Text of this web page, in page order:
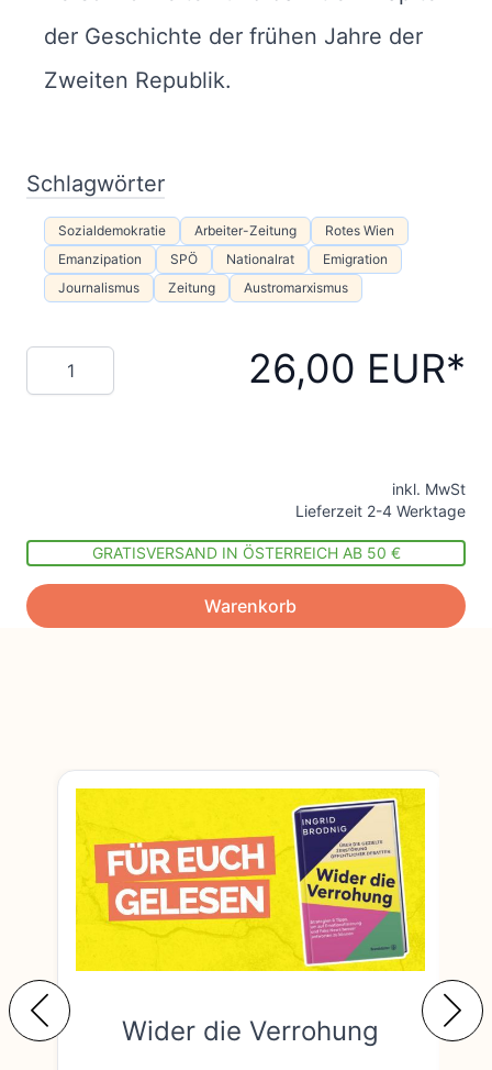
der Geschichte der frühen Jahre der
Zweiten Republik.
Schlagwörter
Sozialdemokratie Arbeiter-Zeitung
Rotes Wien
Emanzipation
SPÖ Nationalrat
Emigration
Journalismus
Zeitung Austromarxismus
Menge 26,00 EUR
inkl. MwSt
Lieferzeit 2-4 Werktage
GRATISVERSAND IN ÖSTERREICH AB 50 €
Warenkorb
Wider die Verrohung